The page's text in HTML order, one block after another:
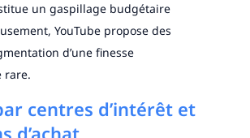
un gaspillage budgétaire
YouTube propose des
d’une finesse
rare.
centres d’intérêt et